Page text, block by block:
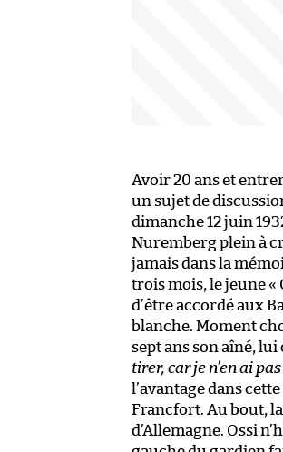
Avoir 20 ans et
un sujet de
dimanche 12 juin
Nuremberg plein à
jamais dans la
trois mois, le jeune «
d’être accordé aux
blanche. Moment
sept ans son aîné,
tirer, car je n’en ai
l’avantage dans
Francfort. Au bout,
d’Allemagne. Ossi